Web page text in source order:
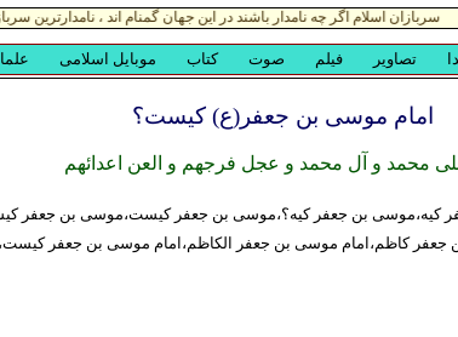
امام موسی بن جعفر(ع) کیست؟
محمد و آل محمد و عجل فرجهم و العن اعدائهم
کیه،موسی بن جعفر کیه؟،موسی بن جعفر کیست،موسی بن جعفر
کاظم،امام موسی بن جعفر الکاظم،امام موسی بن جعفر